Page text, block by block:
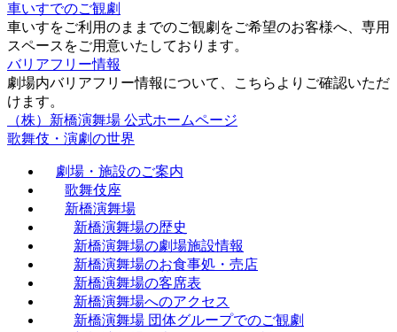
車いすでのご観劇
車いすをご利用のままでのご観劇をご希望のお客様へ、専用
スペースをご用意いたしております。
バリアフリー情報
劇場内バリアフリー情報について、こちらよりご確認いただ
けます。
（株）新橋演舞場 公式ホームページ
歌舞伎・演劇の世界
劇場・施設のご案内
歌舞伎座
新橋演舞場
新橋演舞場の歴史
新橋演舞場の劇場施設情報
新橋演舞場のお食事処・売店
新橋演舞場の客席表
新橋演舞場へのアクセス
新橋演舞場 団体グループでのご観劇